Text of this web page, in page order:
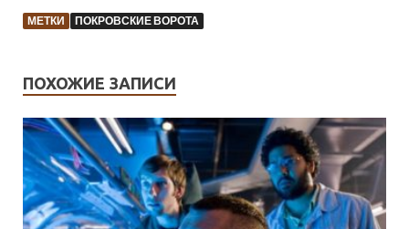
МЕТКИ ПОКРОВСКИЕ ВОРОТА
ПОХОЖИЕ ЗАПИСИ